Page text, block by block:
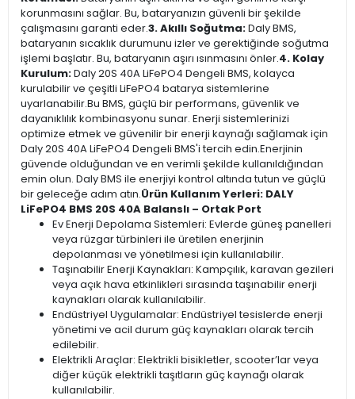
korunmasını sağlar. Bu, bataryanızın güvenli bir şekilde
çalışmasını garanti eder.3. Akıllı Soğutma:Daly BMS,
bataryanın sıcaklık durumunu izler ve gerektiğinde soğutma
işlemi başlatır. Bu, bataryanın aşırı ısınmasını önler.4. Kolay
Kurulum:Daly 20S 40A LiFePO4 Dengeli BMS, kolayca
kurulabilir ve çeşitli LiFePO4 batarya sistemlerine
uyarlanabilir.Bu BMS, güçlü bir performans, güvenlik ve
dayanıklılık kombinasyonu sunar. Enerji sistemlerinizi
optimize etmek ve güvenilir bir enerji kaynağı sağlamak için
Daly 20S 40A LiFePO4 Dengeli BMS'i tercih edin.Enerjinin
güvende olduğundan ve en verimli şekilde kullanıldığından
emin olun. Daly BMS ile enerjiyi kontrol altında tutun ve güçlü
bir geleceğe adım atın.Ürün Kullanım Yerleri: DALY
LiFePO4 BMS 20S 40A Balanslı – Ortak Port
Ev Enerji Depolama Sistemleri: Evlerde güneş panelleri
veya rüzgar türbinleri ile üretilen enerjinin
depolanması ve yönetilmesi için kullanılabilir.
Taşınabilir Enerji Kaynakları: Kampçılık, karavan gezileri
veya açık hava etkinlikleri sırasında taşınabilir enerji
kaynakları olarak kullanılabilir.
Endüstriyel Uygulamalar: Endüstriyel tesislerde enerji
yönetimi ve acil durum güç kaynakları olarak tercih
edilebilir.
Elektrikli Araçlar: Elektrikli bisikletler, scooter’lar veya
diğer küçük elektrikli taşıtların güç kaynağı olarak
kullanılabilir.